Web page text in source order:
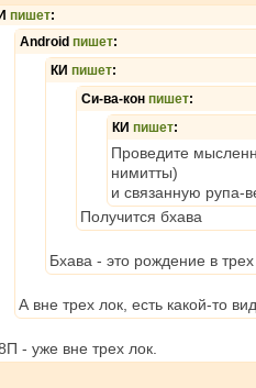
пишет:
Android пишет:
КИ пишет:
Си-ва-кон пишет:
КИ пишет:
Проведите
нимитты)
и связанную рупа-
Получится бхава
Бхава - это рождение в
А вне трех лок, есть какой-то
- уже вне трех лок.